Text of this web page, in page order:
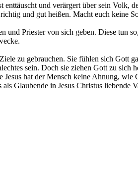
und verärgert über sein Volk,
und gut heißen. Macht euch keine
Priester von sich geben. Diese tun
zu gebrauchen. Sie fühlen sich Gott
sein. Doch sie ziehen Gott zu sich
hat der Mensch keine Ahnung,
Glaubende in Jesus Christus liebende